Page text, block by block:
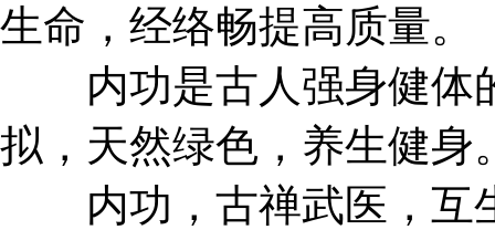
生命，经络畅提高质量。
内功是古人强身健体
拟，天然绿色，养生健身
内功，古禅武医，互